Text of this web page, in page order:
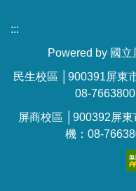
:::
Powered by 國
民生校區 │900391屏東
08-
屏商校區 │900392屏
機：08-